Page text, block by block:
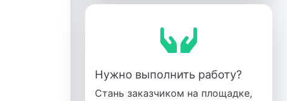
Нужно выполнить работу?
Стань заказчиком на площадке,